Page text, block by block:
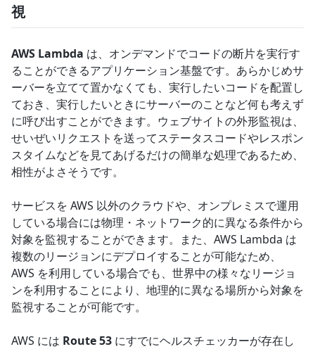
視
AWS Lambda は、オンデマンドでコードの断片を実行す
ることができるアプリケーション基盤です。あらかじめサ
ーバーを立てて置かなくても、実行したいコードを配置し
ておき、実行したいときにサーバーのことなど何も考えず
に呼び出すことができます。ウェブサイトの外形監視は、
せいぜいリクエストを送ってステータスコードやレスポン
スタイムなどを見てあげるだけの簡単な処理であるため、
相性がよさそうです。
サービスを AWS 以外のクラウドや、オンプレミスで運用
している場合には物理・ネットワーク的に異なる条件から
対象を監視することができます。また、AWS Lambda は
複数のリージョンにデプロイすることが可能なため、
AWS を利用している場合でも、世界中の様々なリージョ
ンを利用することにより、地理的に異なる場所から対象を
監視することが可能です。
AWS には Route 53 にすでにヘルスチェッカーが存在し